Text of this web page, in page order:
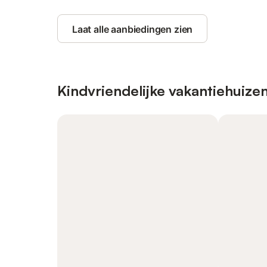
Laat alle aanbiedingen zien
Kindvriendelijke